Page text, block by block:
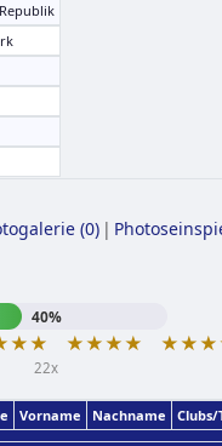
(0) |
40%
★★★★
22x
Vorname Nachname Clubs/